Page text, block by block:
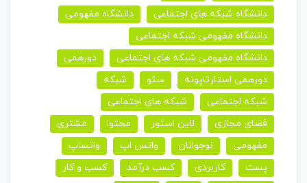
دانشگاه شبکه های اجتماعی
دانشگاه مفهومی
دانشگاه مفهومی شبکه اجتماعی
دانشگاه مفهومی شبکه های اجتماعی
دورهمی
دورهمی استارتاپونه
سئو
شبکه
شبکه اجتماعی
شبکه های اجتماعی
فضای مجازی
لاین استور محتوا
مشتری
مفهومی
نوجوانان واتس اپ
واتساپ
پست
کاربردی کسب درآمد کسب و کار